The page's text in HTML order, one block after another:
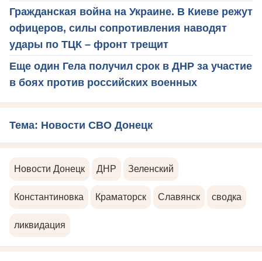
Гражданская война на Украине. В Киеве режут
офицеров, силы сопротивления наводят
удары по ТЦК – фронт трещит
Еще один Гела получил срок в ДНР за участие
в боях против российских военных
Тема: Новости СВО Донецк
Новости Донецк ДНР Зеленский
Константиновка Краматорск Славянск сводка
ликвидация